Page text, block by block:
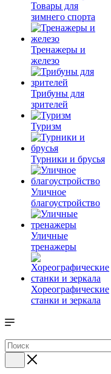
Товары для
зимнего спорта
Тренажеры и
железо
Трибуны для
зрителей
Туризм
Турники и брусья
Уличное
благоустройство
Уличные
тренажеры
Хореографические
станки и зеркала